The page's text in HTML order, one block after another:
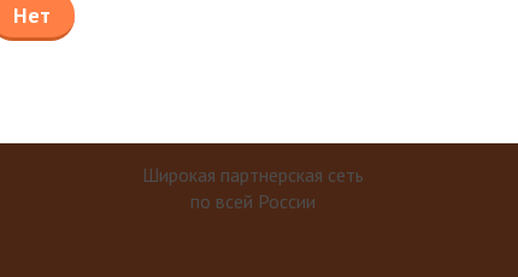
Широкая партнерская сеть
по всей России
Нет